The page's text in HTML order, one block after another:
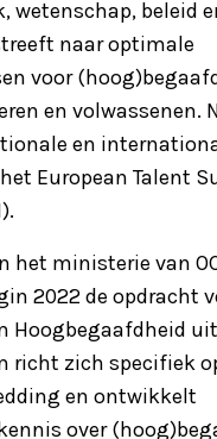
wetenschap, beleid
naar optimale
voor
en volwassenen.
en
European Talent
het ministerie van
2022 de opdracht
Hoogbegaafdheid
richt zich specifiek
en ontwikkelt
over